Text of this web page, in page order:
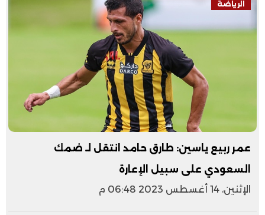
الرياضة
عمر ربيع ياسين: طارق حامد انتقل لـ ضمك
السعودي على سبيل الإعارة
الإثنين، 14 أغسطس 2023 06:48 م